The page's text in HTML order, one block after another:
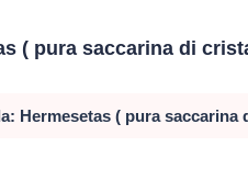
( pura saccarina di
Hermesetas ( pura